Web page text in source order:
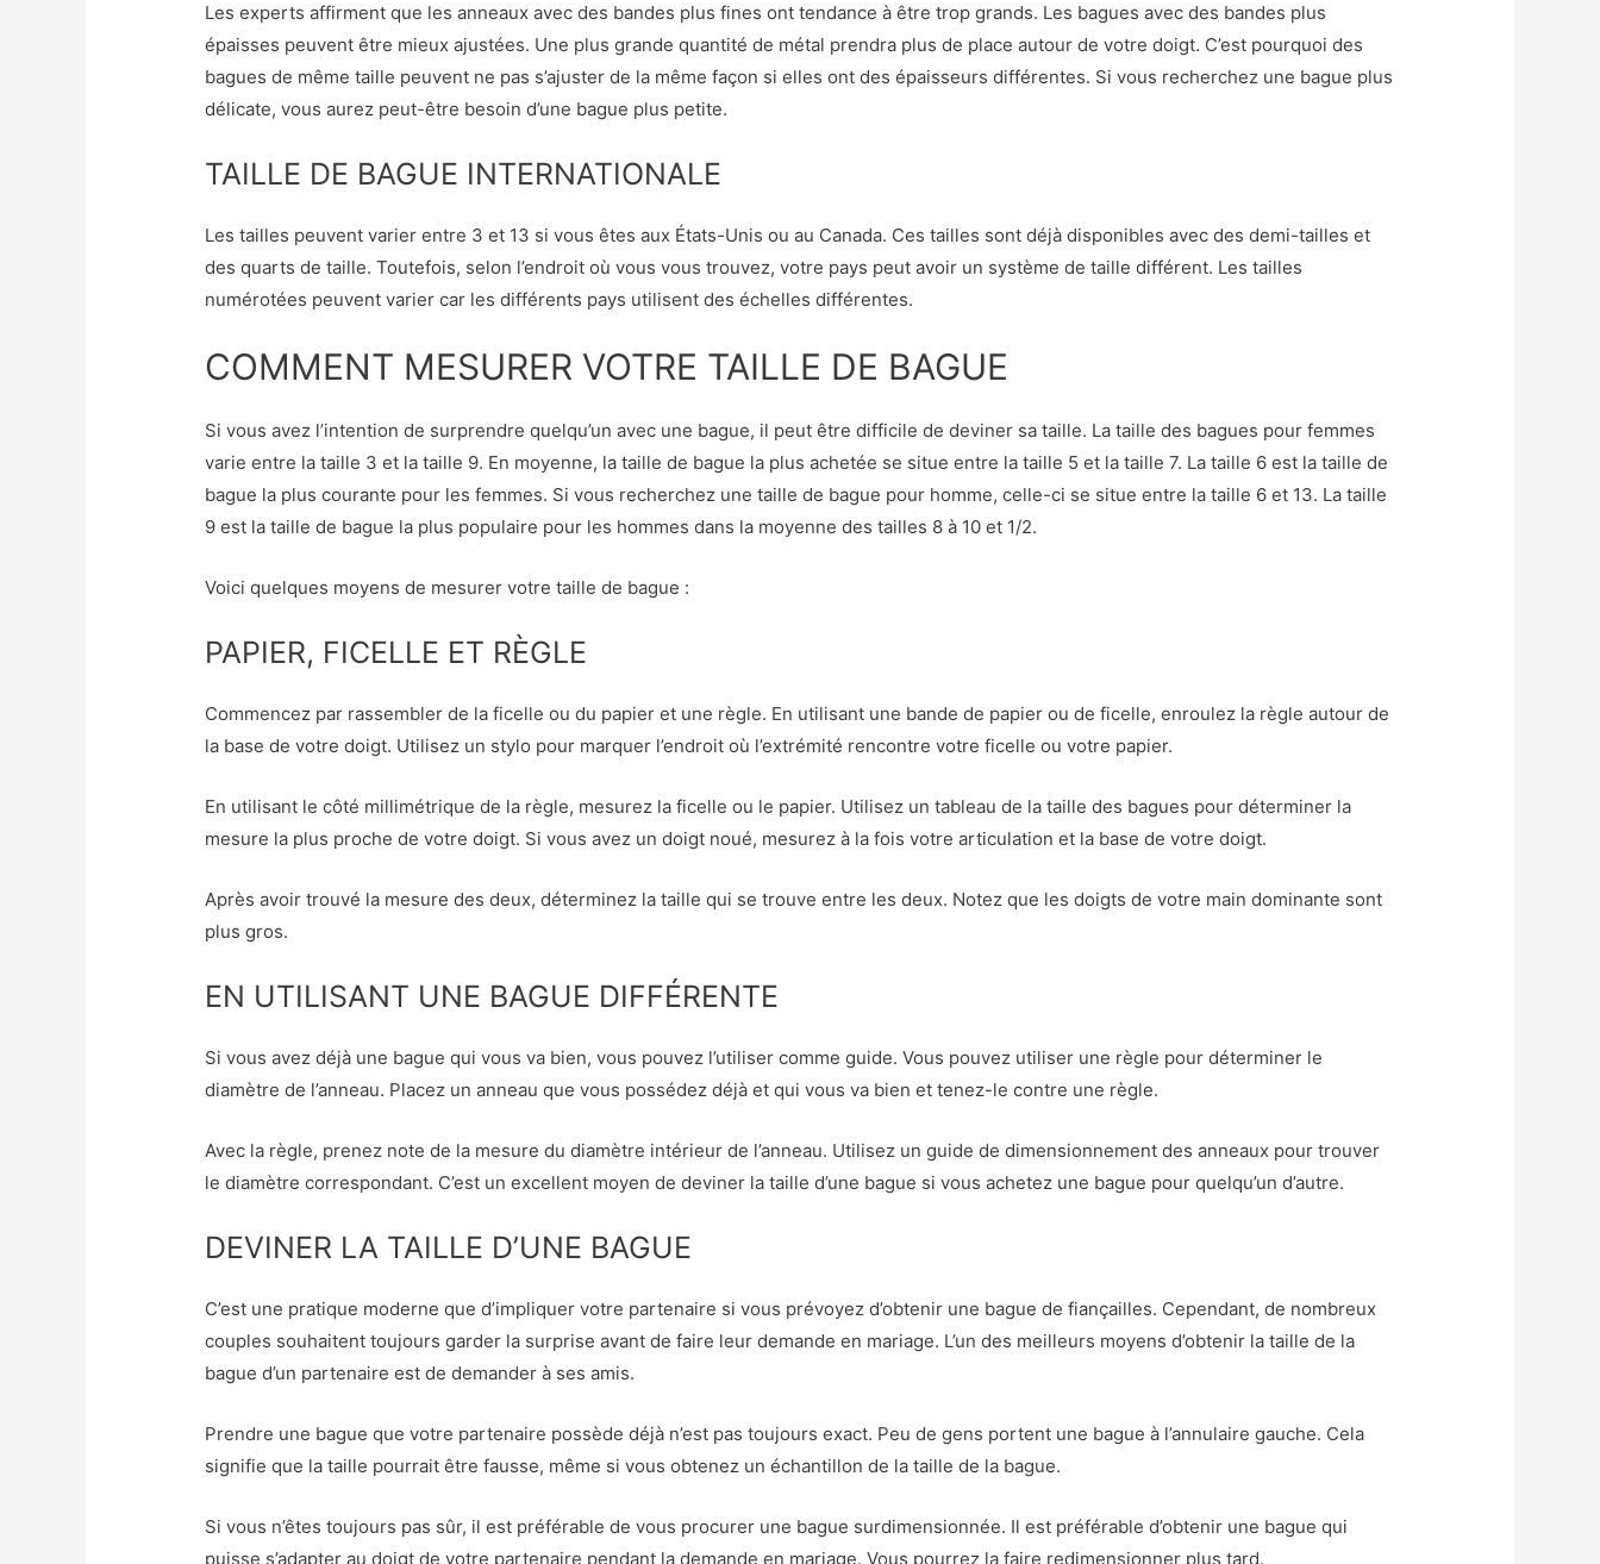
Les experts affirment que les anneaux avec des bandes plus fines ont tendance à être trop grands. Les bagues avec des bandes plus
épaisses peuvent être mieux ajustées. Une plus grande quantité de métal prendra plus de place autour de votre doigt. C’est pourquoi des
bagues de même taille peuvent ne pas s’ajuster de la même façon si elles ont des épaisseurs différentes. Si vous recherchez une bague plus
délicate, vous aurez peut-être besoin d’une bague plus petite.
TAILLE DE BAGUE INTERNATIONALE
Les tailles peuvent varier entre 3 et 13 si vous êtes aux États-Unis ou au Canada. Ces tailles sont déjà disponibles avec des demi-tailles et
des quarts de taille. Toutefois, selon l’endroit où vous vous trouvez, votre pays peut avoir un système de taille différent. Les tailles
numérotées peuvent varier car les différents pays utilisent des échelles différentes.
COMMENT MESURER VOTRE TAILLE DE BAGUE
Si vous avez l’intention de surprendre quelqu’un avec une bague, il peut être difficile de deviner sa taille. La taille des bagues pour femmes
varie entre la taille 3 et la taille 9. En moyenne, la taille de bague la plus achetée se situe entre la taille 5 et la taille 7. La taille 6 est la taille de
bague la plus courante pour les femmes. Si vous recherchez une taille de bague pour homme, celle-ci se situe entre la taille 6 et 13. La taille
9 est la taille de bague la plus populaire pour les hommes dans la moyenne des tailles 8 à 10 et 1/2.
Voici quelques moyens de mesurer votre taille de bague :
PAPIER, FICELLE ET RÈGLE
Commencez par rassembler de la ficelle ou du papier et une règle. En utilisant une bande de papier ou de ficelle, enroulez la règle autour de
la base de votre doigt. Utilisez un stylo pour marquer l’endroit où l’extrémité rencontre votre ficelle ou votre papier.
En utilisant le côté millimétrique de la règle, mesurez la ficelle ou le papier. Utilisez un tableau de la taille des bagues pour déterminer la
mesure la plus proche de votre doigt. Si vous avez un doigt noué, mesurez à la fois votre articulation et la base de votre doigt.
Après avoir trouvé la mesure des deux, déterminez la taille qui se trouve entre les deux. Notez que les doigts de votre main dominante sont
plus gros.
EN UTILISANT UNE BAGUE DIFFÉRENTE
Si vous avez déjà une bague qui vous va bien, vous pouvez l’utiliser comme guide. Vous pouvez utiliser une règle pour déterminer le
diamètre de l’anneau. Placez un anneau que vous possédez déjà et qui vous va bien et tenez-le contre une règle.
Avec la règle, prenez note de la mesure du diamètre intérieur de l’anneau. Utilisez un guide de dimensionnement des anneaux pour trouver
le diamètre correspondant. C’est un excellent moyen de deviner la taille d’une bague si vous achetez une bague pour quelqu’un d’autre.
DEVINER LA TAILLE D’UNE BAGUE
C’est une pratique moderne que d’impliquer votre partenaire si vous prévoyez d’obtenir une bague de fiançailles. Cependant, de nombreux
couples souhaitent toujours garder la surprise avant de faire leur demande en mariage. L’un des meilleurs moyens d’obtenir la taille de la
bague d’un partenaire est de demander à ses amis.
Prendre une bague que votre partenaire possède déjà n’est pas toujours exact. Peu de gens portent une bague à l’annulaire gauche. Cela
signifie que la taille pourrait être fausse, même si vous obtenez un échantillon de la taille de la bague.
Si vous n’êtes toujours pas sûr, il est préférable de vous procurer une bague surdimensionnée. Il est préférable d’obtenir une bague qui
puisse s’adapter au doigt de votre partenaire pendant la demande en mariage. Vous pourrez la faire redimensionner plus tard.